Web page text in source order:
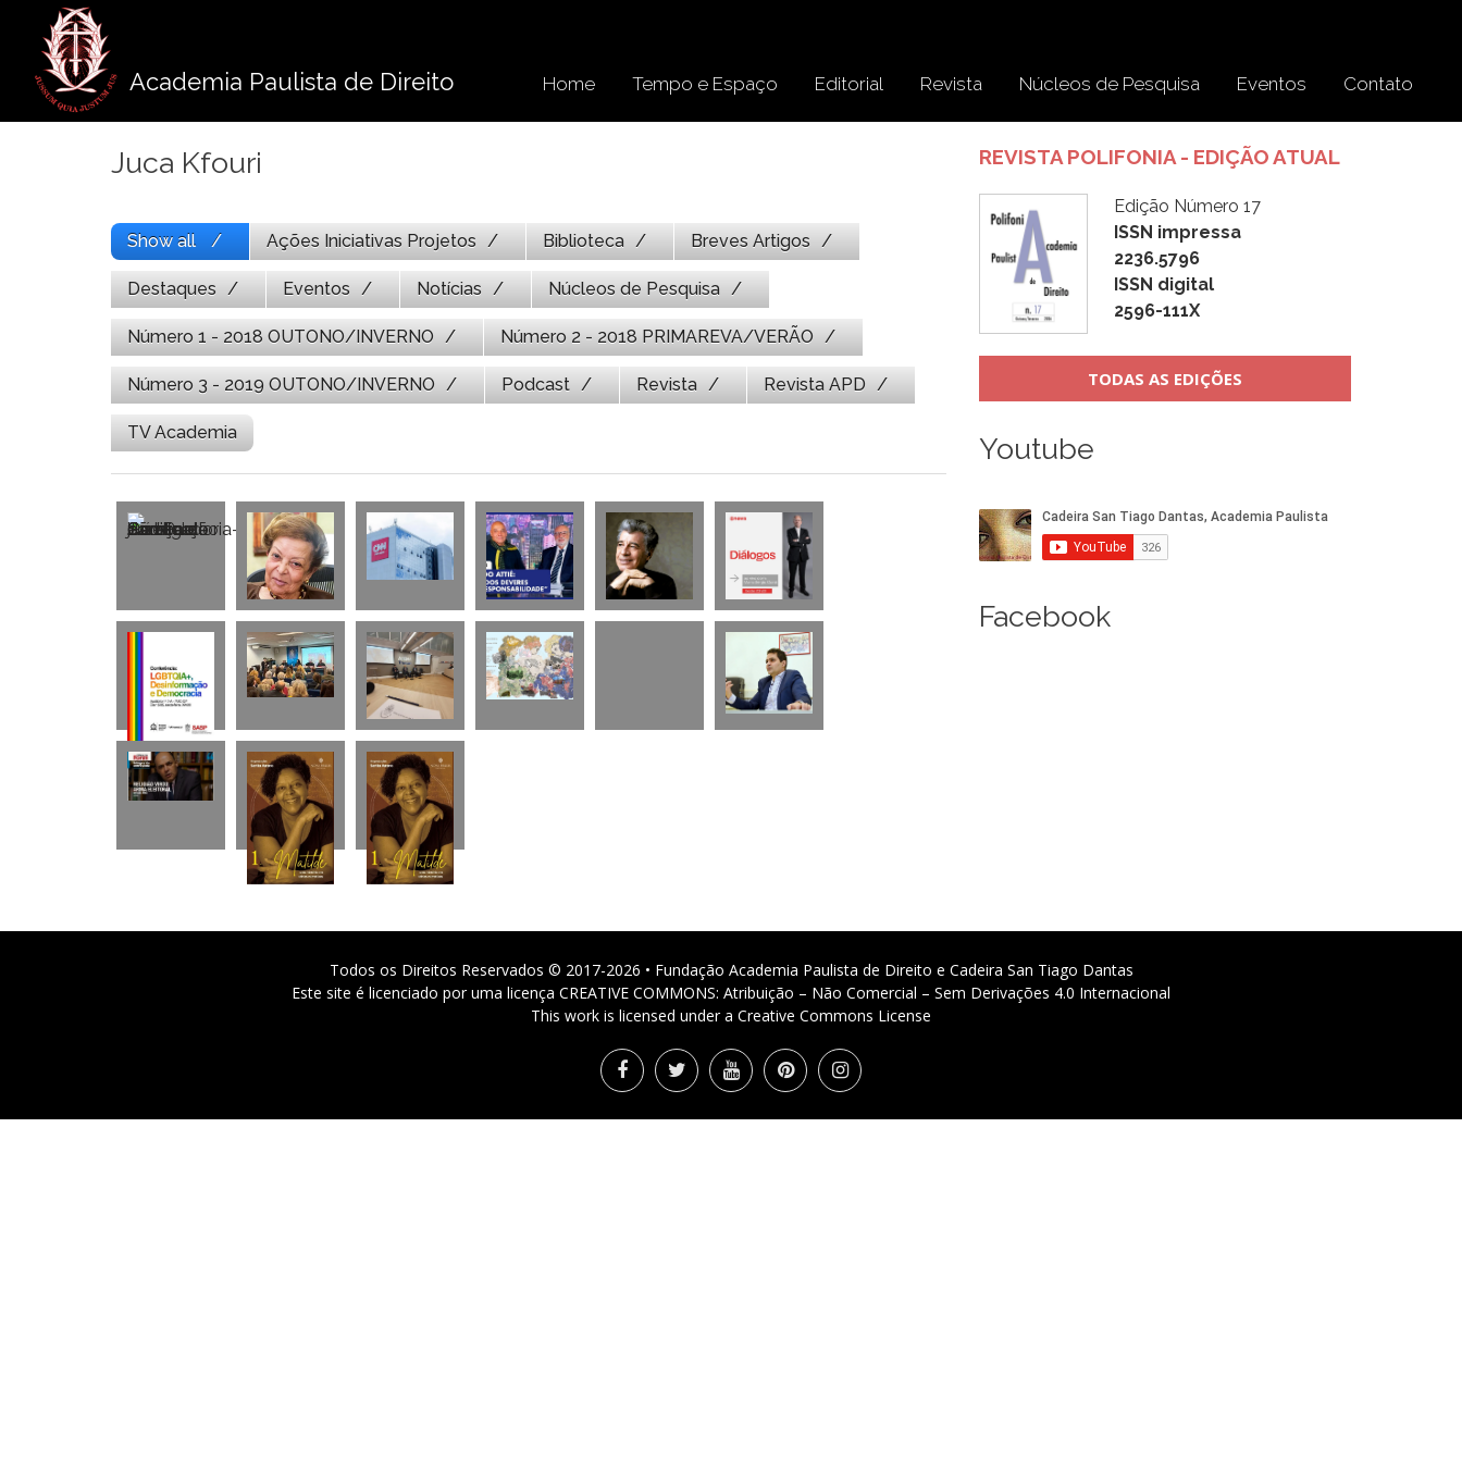
conteúdo
Academia Paulista de Direito Home Tempo e Espaço Editorial Revista Núcleos de Pesquisa Eventos Contato
Juca Kfouri
Show all Ações Iniciativas Projetos Biblioteca Breves Artigos
Destaques Eventos Notícias Núcleos de Pesquisa
Número 1 - 2018 OUTONO/INVERNO Número 2 - 2018 PRIMAREVA/VERÃO
Número 3 - 2019 OUTONO/INVERNO Podcast Revista Revista APD
TV Academia
REVISTA POLIFONIA - EDIÇÃO ATUAL
Edição Número 17
ISSN impressa
2236.5796
ISSN digital
2596-111X
TODAS AS EDIÇÕES
Youtube
Facebook
Todos os Direitos Reservados © 2017-2026 • Fundação Academia Paulista de Direito e Cadeira San Tiago Dantas
Este site é licenciado por uma licença CREATIVE COMMONS: Atribuição – Não Comercial – Sem Derivações 4.0 Internacional
This work is licensed under a Creative Commons License